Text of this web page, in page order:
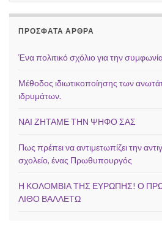
ΠΡΌΣΦΑΤΑ ΆΡΘΡΑ
Ένα πολιτικό σχόλιο για την
Μέθοδος ιδιωτικοποίησης των
ιδρυμάτων.
ΝΑΙ ΖΗΤΑΜΕ ΤΗΝ ΨΗΦΟ ΣΑΣ
Πως πρέπει να αντιμετωπίζει την
σχολείο, ένας Πρωθυπουργός
Η ΚΟΛΟΜΒΙΑ ΤΗΣ ΕΥΡΩΠΗΣ! Ο
ΛΙΘΟ ΒΑΛΛΕΤΩ